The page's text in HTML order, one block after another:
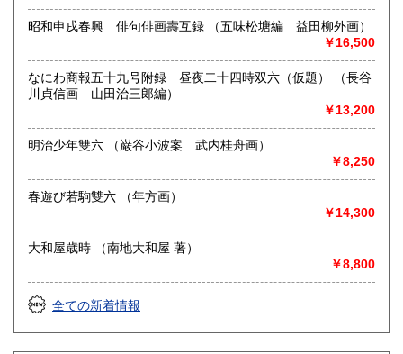
昭和申戌春興 俳句俳画壽互録 （五味松塘編 益田柳外画）
￥16,500
なにわ商報五十九号附録 昼夜二十四時双六（仮題） （長谷
川貞信画 山田治三郎編）
￥13,200
明治少年雙六 （巌谷小波案 武内桂舟画）
￥8,250
春遊び若駒雙六 （年方画）
￥14,300
大和屋歳時 （南地大和屋 著）
￥8,800
全ての新着情報